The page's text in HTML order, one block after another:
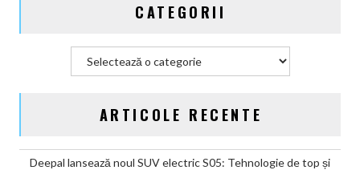
CATEGORII
ARTICOLE RECENTE
Deepal lansează noul SUV electric S05: Tehnologie de top și